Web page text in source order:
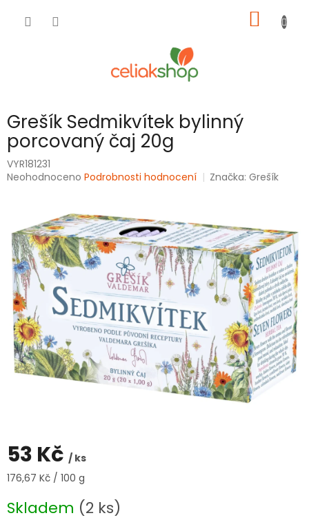
KOŠÍK
Grešík Sedmikvítek bylinný
porcovaný čaj 20g
VYR181231
Průměrné
0,0
hvězdiček.
Neohodnoceno Podrobnosti hodnocení Značka:Grešík
53 Kč / ks
Měrná
176,67 Kč / 100 g
Skladem (2 ks)